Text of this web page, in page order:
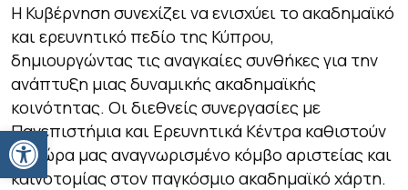
Ανοίξτε τη γραμμή εργαλείων
Η Κυβέρνηση συνεχίζει να ενισχύει το ακαδημαϊκό
και ερευνητικό πεδίο της Κύπρου,
δημιουργώντας τις αναγκαίες συνθήκες για την
ανάπτυξη μιας δυναμικής ακαδημαϊκής
κοινότητας. Οι διεθνείς συνεργασίες με
Πανεπιστήμια και Ερευνητικά Κέντρα καθιστούν
τη χώρα μας αναγνωρισμένο κόμβο αριστείας και
καινοτομίας στον παγκόσμιο ακαδημαϊκό χάρτη.